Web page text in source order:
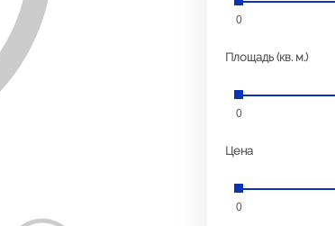
0
Площадь (кв. м.)
0
Цена
0